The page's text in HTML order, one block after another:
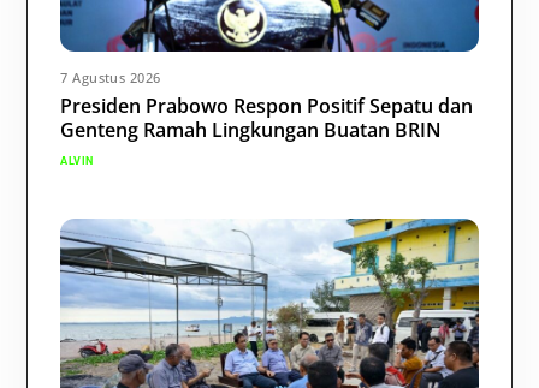
7 Agustus 2026
Presiden Prabowo Respon Positif Sepatu dan
Genteng Ramah Lingkungan Buatan BRIN
ALVIN